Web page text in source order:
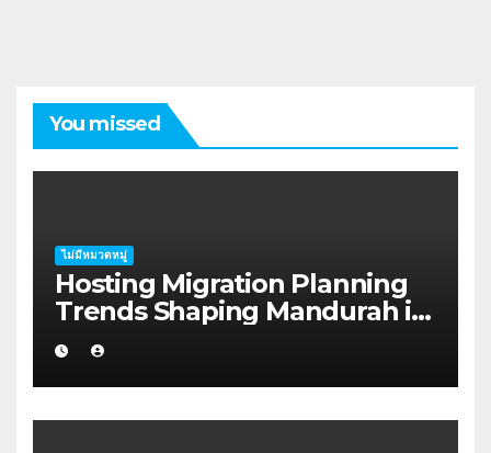
You missed
ไม่มีหมวดหมู่
Hosting Migration Planning
Trends Shaping Mandurah in
2026